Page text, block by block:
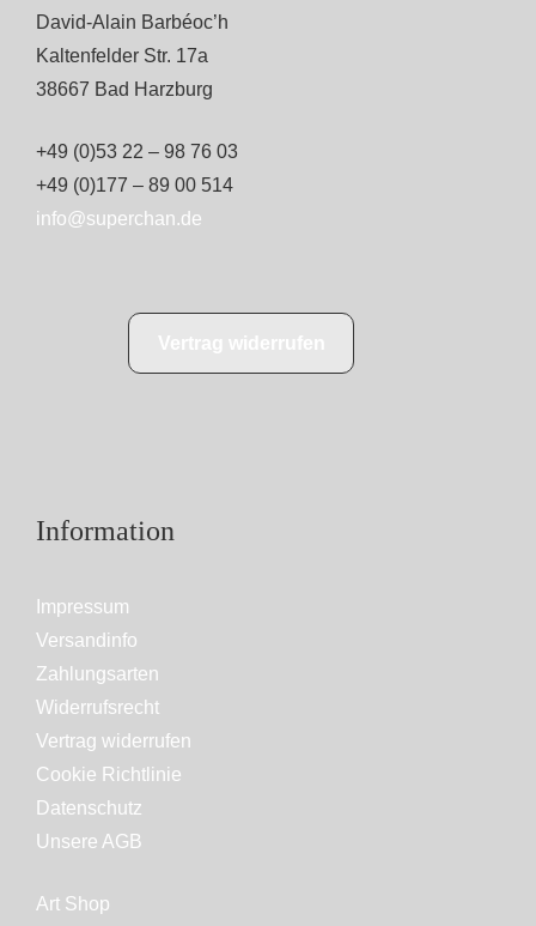
David-Alain Barbéoc’h
Kaltenfelder Str. 17a
38667 Bad Harzburg
+49 (0)53 22 – 98 76 03
+49 (0)177 – 89 00 514
info@superchan.de
Information
Impressum
Versandinfo
Zahlungsarten
Widerrufsrecht
Vertrag widerrufen
Cookie Richtlinie
Datenschutz
Unsere AGB
Art Shop